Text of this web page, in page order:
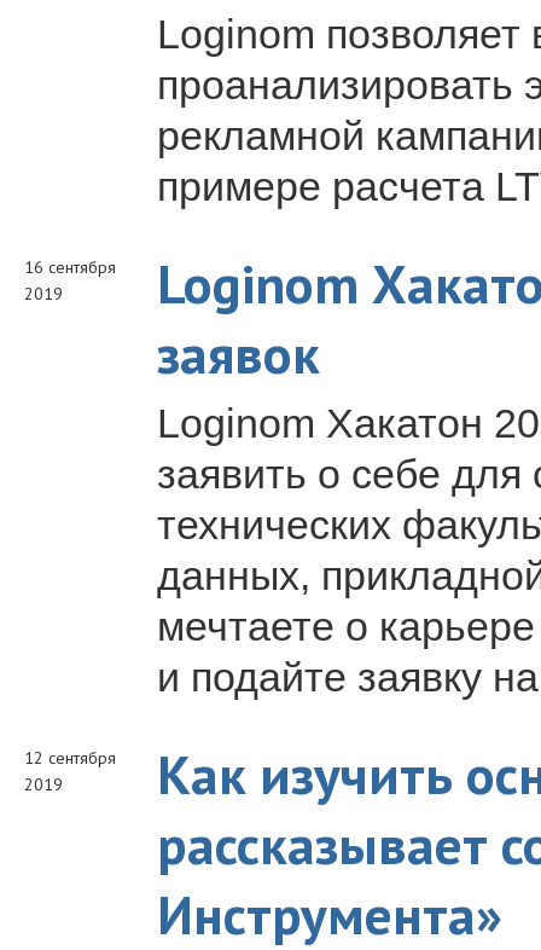
Loginom позволяет
рекламной
примере расчета
16 сентября
2019
Loginom
заявок
Loginom Хакатон
заявить о себе для
технических
данных,
мечтаете о
и подайте заявку
12 сентября
2019
Как изучить
рассказывает
Инструмента»